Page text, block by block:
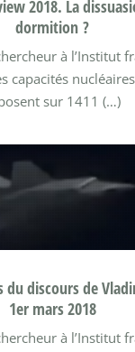
2018. La
dormition ?
à l’Institut
capacités
sur 1411 (…)
du discours de
1er mars 2018
à l’Institut